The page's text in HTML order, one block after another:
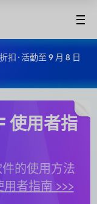
扣 · 活動至 9 月 8 日
使用者指
的使用方法
者指南 >>>